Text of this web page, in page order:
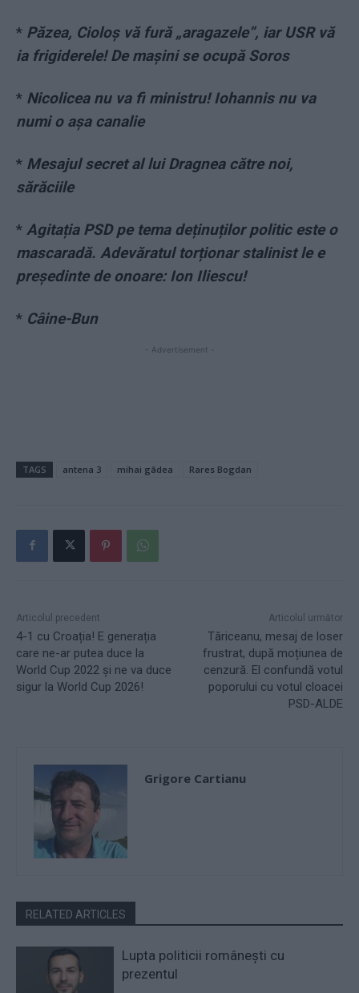
* Păzea, Cioloș vă fură „aragazele”, iar USR vă
ia frigiderele! De mașini se ocupă Soros
* Nicolicea nu va fi ministru! Iohannis nu va
numi o așa canalie
* Mesajul secret al lui Dragnea către noi,
sărăciile
* Agitația PSD pe tema deținuților politic este o
mascaradă. Adevăratul torționar stalinist le e
președinte de onoare: Ion Iliescu!
* Câine-Bun
- Advertisement -
TAGS antena 3 mihai gâdea Rares Bogdan
Articolul precedent
4-1 cu Croația! E generația
care ne-ar putea duce la
World Cup 2022 și ne va duce
sigur la World Cup 2026!
Articolul următor
Tăriceanu, mesaj de loser
frustrat, după moțiunea de
cenzură. El confundă votul
poporului cu votul cloacei
PSD-ALDE
Grigore Cartianu
RELATED ARTICLES
Lupta politicii românești cu
prezentul